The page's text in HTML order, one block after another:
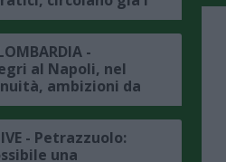
le ultime"
-
al Napoli, nel
ambizioni da
anche in chiave
- Petrazzuolo:
una